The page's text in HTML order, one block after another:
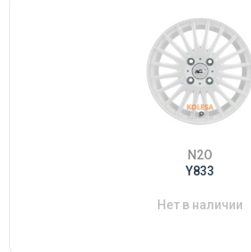
N2O
Y833
Нет в наличии